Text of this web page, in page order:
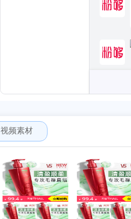
视频素材